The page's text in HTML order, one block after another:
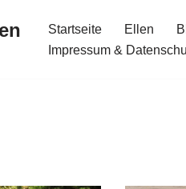
Startseite Ellen
Impressum &